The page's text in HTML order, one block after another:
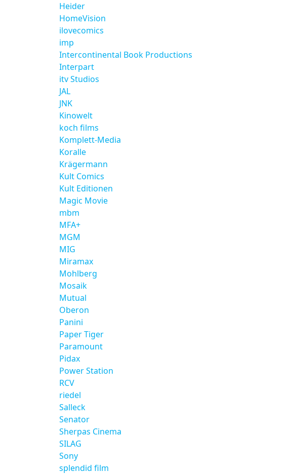
Heider
HomeVision
ilovecomics
imp
Intercontinental Book Productions
Interpart
itv Studios
JAL
JNK
Kinowelt
koch films
Komplett-Media
Koralle
Krägermann
Kult Comics
Kult Editionen
Magic Movie
mbm
MFA+
MGM
MIG
Miramax
Mohlberg
Mosaik
Mutual
Oberon
Panini
Paper Tiger
Paramount
Pidax
Power Station
RCV
riedel
Salleck
Senator
Sherpas Cinema
SILAG
Sony
splendid film